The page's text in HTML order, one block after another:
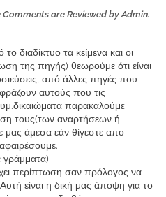
are Reviewed by Admin.
διαδίκτυο τα κείμενα και οι
της πηγής) θεωρούμε ότι είναι
από άλλες πηγές που
αυτούς που τις
παρακαλούμε
τους(των αναρτήσεων ή
άμεσα εάν θίγεστε απο
γράμματα)
περίπτωση σαν πρόλογος να
είναι η δική μας άποψη για το